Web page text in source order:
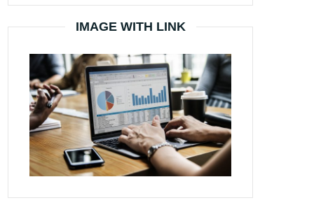
IMAGE WITH LINK